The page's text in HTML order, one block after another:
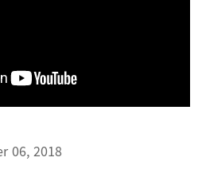
06, 2018